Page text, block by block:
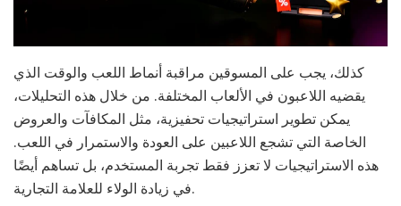
كذلك، يجب على المسوقين مراقبة أنماط اللعب والوقت الذي
يقضيه اللاعبون في الألعاب المختلفة. من خلال هذه التحليلات،
يمكن تطوير استراتيجيات تحفيزية، مثل المكافآت والعروض
الخاصة التي تشجع اللاعبين على العودة والاستمرار في اللعب.
هذه الاستراتيجيات لا تعزز فقط تجربة المستخدم، بل تساهم أيضًا
في زيادة الولاء للعلامة التجارية.